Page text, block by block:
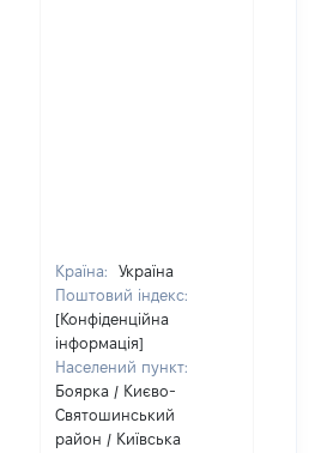
Країна:
Україна
Поштовий індекс:
[Конфіденційна
інформація]
Населений пункт:
Боярка / Києво-
Святошинський
район / Київська